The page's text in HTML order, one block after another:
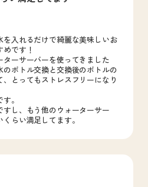
を入れるだけで綺麗な美味しいお
です！
ーサーバーを使ってきました
ボトル交換と交換後のボトルの
とってもストレスフリーになり
。
すし、もう他のウォーターサー
らい満足してます。